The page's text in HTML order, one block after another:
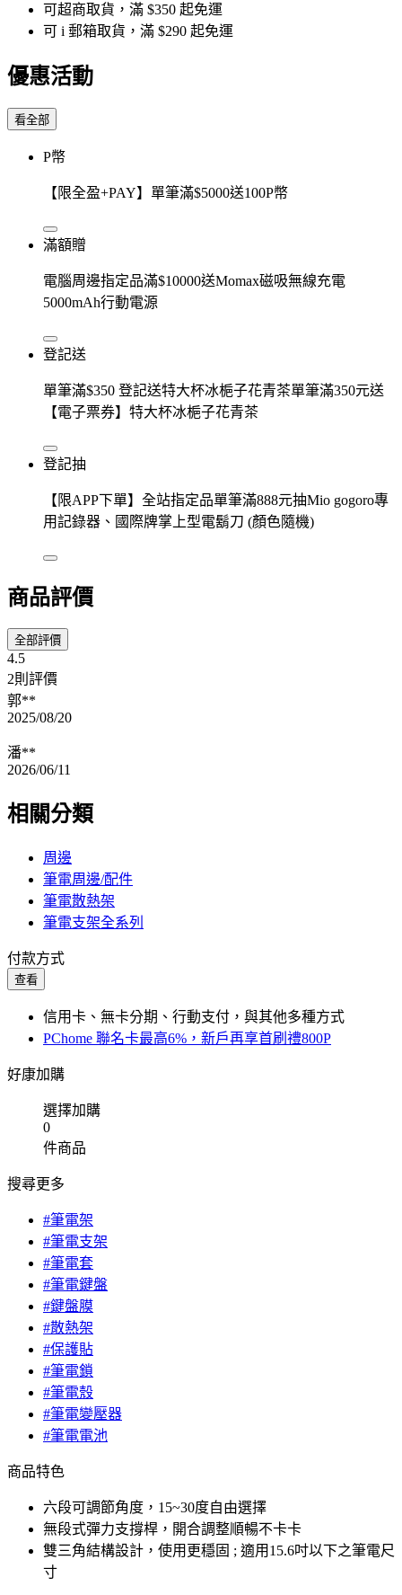
可超商取貨，滿 $350 起免運
可 i 郵箱取貨，滿 $290 起免運
優惠活動
看全部
P幣
【限全盈+PAY】單筆滿$5000送100P幣
滿額贈
電腦周邊指定品滿$10000送Momax磁吸無線充電
5000mAh行動電源
登記送
單筆滿$350 登記送特大杯冰梔子花青茶單筆滿350元送
【電子票券】特大杯冰梔子花青茶
登記抽
【限APP下單】全站指定品單筆滿888元抽Mio gogoro專
用記錄器、國際牌掌上型電鬍刀 (顏色隨機)
商品評價
全部評價
4.5
2則評價
郭**
2025/08/20
潘**
2026/06/11
相關分類
周邊
筆電周邊/配件
筆電散熱架
筆電支架全系列
付款方式
查看
信用卡、無卡分期、行動支付，與其他多種方式
PChome 聯名卡最高6%，新戶再享首刷禮800P
好康加購
選擇加購
0
件商品
搜尋更多
#筆電架
#筆電支架
#筆電套
#筆電鍵盤
#鍵盤膜
#散熱架
#保護貼
#筆電鎖
#筆電殼
#筆電變壓器
#筆電電池
商品特色
六段可調節角度，15~30度自由選擇
無段式彈力支撐桿，開合調整順暢不卡卡
雙三角結構設計，使用更穩固 ; 適用15.6吋以下之筆電尺
寸